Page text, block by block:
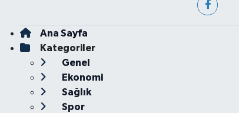
Ana Sayfa
Kategoriler
Genel
Ekonomi
Sağlık
Spor